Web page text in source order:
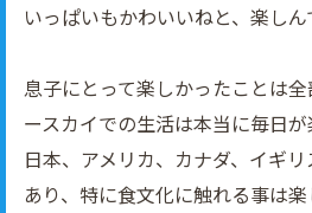
いっぱいもかわいいねと、楽しん
息子にとって楽しかったことは
ースカイでの生活は本当に毎日が
日本、アメリカ、カナダ、イギ
あり、特に食文化に触れる事は楽